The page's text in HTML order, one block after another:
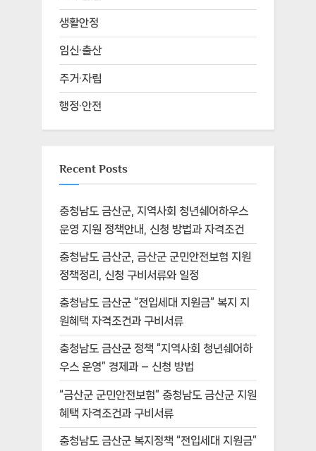
생활안정
임신·출산
주거·자립
행정·안전
Recent Posts
충청남도 금산군, 지역사회 청년쉐어하우스
운영 지원 정책안내, 신청 방법과 자격조건
충청남도 금산군, 금산군 군민안전보험 지원
정책정리, 신청 구비서류와 일정
충청남도 금산군 “전입세대 지원금” 복지 지
원혜택 자격조건과 구비서류
충청남도 금산군 정책 “지역사회 청년쉐어하
우스 운영” 경제과 – 신청 방법
“금산군 군민안전보험” 충청남도 금산군 지원
혜택 자격조건과 구비서류
충청남도 금산군 복지정책 “전입세대 지원금”